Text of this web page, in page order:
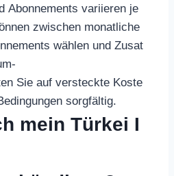
Abonnements variieren je
zwischen monatliche
wählen und Zusat
Sie auf versteckte Koste
sorgfältig.
mein Türkei I